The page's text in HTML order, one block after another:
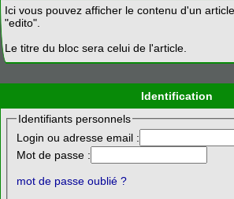
Ici vous pouvez afficher le contenu d'un
"edito".
Le titre du bloc sera celui de l'article.
Identification
Identifiants personnels
Login ou adresse email :
Mot de passe :
mot de passe oublié ?